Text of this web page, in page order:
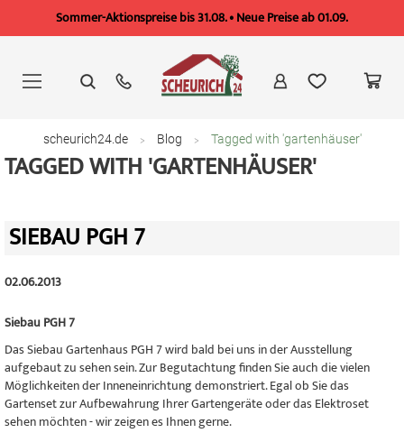
Sommer-Aktionspreise bis 31.08. • Neue Preise ab 01.09.
springen
scheurich24.de Blog Tagged with 'gartenhäuser'
TAGGED WITH 'GARTENHÄUSER'
SIEBAU PGH 7
02.06.2013
Siebau PGH 7
Das Siebau Gartenhaus PGH 7 wird bald bei uns in der Ausstellung
aufgebaut zu sehen sein. Zur Begutachtung finden Sie auch die vielen
Möglichkeiten der Inneneinrichtung demonstriert. Egal ob Sie das
Gartenset zur Aufbewahrung Ihrer Gartengeräte oder das Elektroset
sehen möchten - wir zeigen es Ihnen gerne.